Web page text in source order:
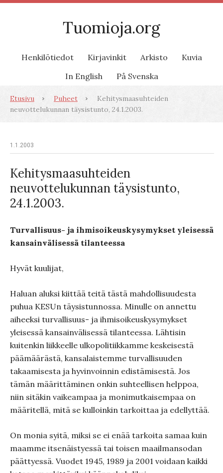
Tuomioja.org
Henkilötiedot Kirjavinkit Arkisto
Kuvia
In English
På Svenska
Etusivu Puheet
Kehitysmaasuhteiden
neuvottelukunnan täysistunto, 24.1.2003.
1.1.2003
Kehitysmaasuhteiden
neuvottelukunnan täysistunto,
24.1.2003.
Turvallisuus- ja ihmisoikeuskysymykset yleisessä
kansainvälisessä tilanteessa
Hyvät kuulijat,
Haluan aluksi kiittää teitä tästä mahdollisuudesta
puhua KESUn täysistunnossa. Minulle on annettu
aiheeksi turvallisuus- ja ihmisoikeuskysymykset
yleisessä kansainvälisessä tilanteessa. Lähtisin
kuitenkin liikkeelle ulkopolitiikkamme keskeisestä
päämäärästä, kansalaistemme turvallisuuden
takaamisesta ja hyvinvoinnin edistämisestä. Jos
tämän määrittäminen onkin suhteellisen helppoa,
niin sitäkin vaikeampaa ja monimutkaisempaa on
määritellä, mitä se kulloinkin tarkoittaa ja edellyttää.
On monia syitä, miksi se ei enää tarkoita samaa kuin
maamme itsenäistyessä tai toisen maailmansodan
päättyessä. Vuodet 1945, 1989 ja 2001 voidaan kaikki